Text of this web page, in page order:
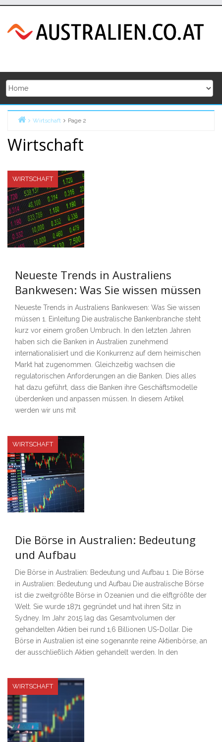
content
Wirtschaft Page 2
Wirtschaft
WIRTSCHAFT
Neueste Trends in Australiens
Bankwesen: Was Sie wissen müssen
Neueste Trends in Australiens Bankwesen: Was Sie wissen
müssen 1. Einleitung Die australische Bankenbranche steht
kurz vor einem großen Umbruch. In den letzten Jahren
haben sich die Banken in Australien zunehmend
internationalisiert und die Konkurrenz auf dem heimischen
Markt hat zugenommen. Gleichzeitig wachsen die
regulatorischen Anforderungen an die Banken. Dies alles
hat dazu geführt, dass die Banken ihre Geschäftsmodelle
überdenken und anpassen müssen. In diesem Artikel
werden wir uns mit
WIRTSCHAFT
Die Börse in Australien: Bedeutung
und Aufbau
Die Börse in Australien: Bedeutung und Aufbau 1. Die Börse
in Australien: Bedeutung und Aufbau Die australische Börse
ist die zweitgrößte Börse in Ozeanien und die elftgrößte der
Welt. Sie wurde 1871 gegründet und hat ihren Sitz in
Sydney. Im Jahr 2015 lag das Gesamtvolumen der
gehandelten Aktien bei rund 1,6 Billionen US-Dollar. Die
Börse in Australien ist eine sogenannte reine Aktienbörse, an
der ausschließlich Aktien gehandelt werden. In den
WIRTSCHAFT